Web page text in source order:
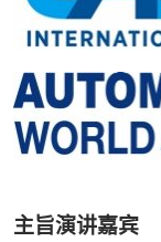
主旨演讲嘉宾